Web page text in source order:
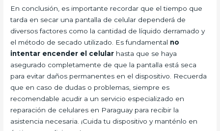
En conclusión, es importante recordar que el tiempo que
tarda en secar una pantalla de celular dependerá de
diversos factores como la cantidad de líquido derramado y
el método de secado utilizado. Es fundamental no
intentar encender el celular hasta que se haya
asegurado completamente de que la pantalla está seca
para evitar daños permanentes en el dispositivo. Recuerda
que en caso de dudas o problemas, siempre es
recomendable acudir a un servicio especializado en
reparación de celulares en Paraguay para recibir la
asistencia necesaria. ¡Cuida tu dispositivo y manténlo en